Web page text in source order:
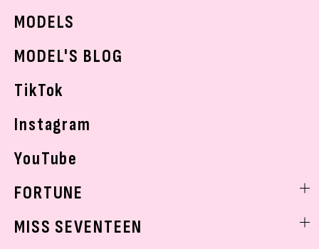
モデルの購入品
MODELS
MODEL'S BLOG
TikTok
Instagram
YouTube
FORTUNE
MISS SEVENTEEN